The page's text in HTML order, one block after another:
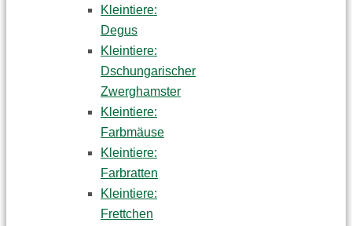
Kleintiere:
Degus
Kleintiere:
Dschungarischer
Zwerghamster
Kleintiere:
Farbmäuse
Kleintiere:
Farbratten
Kleintiere:
Frettchen